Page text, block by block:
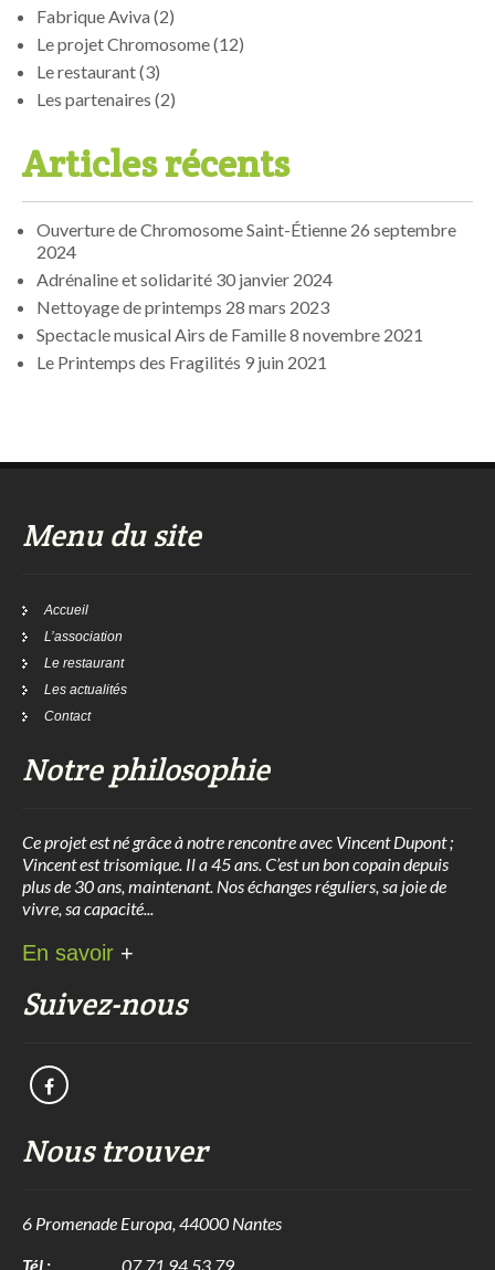
Fabrique Aviva (2)
Le projet Chromosome(12)
Le restaurant(3)
Les partenaires (2)
Articles récents
Ouverture de Chromosome Saint-Étienne 26 septembre
2024
Adrénaline et solidarité 30 janvier 2024
Nettoyage de printemps 28 mars 2023
Spectacle musical Airs de Famille8 novembre 2021
Le Printemps des Fragilités 9 juin 2021
Menu du site
Accueil
L’association
Le restaurant
Les actualités
Contact
Notre philosophie
Ce projet est né grâce à notre rencontre avec Vincent Dupont ;
Vincent est trisomique. Il a 45 ans. C’est un bon copain depuis
plus de 30 ans, maintenant. Nos échanges réguliers, sa joie de
vivre, sa capacité...
En savoir +
Suivez-nous
Nous trouver
6 Promenade Europa, 44000 Nantes
Tél :
07 71 94 53 79